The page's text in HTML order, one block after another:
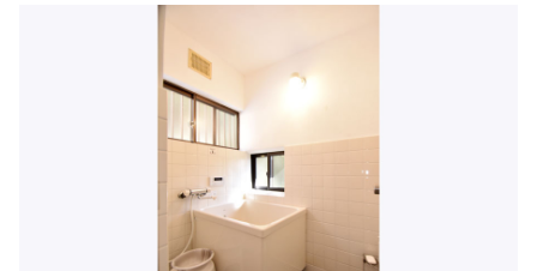
東ひめじ腎泌尿器科クリニック